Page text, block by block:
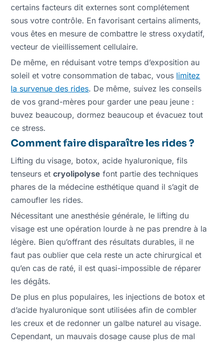
certains facteurs dit externes sont complétement
sous votre contrôle. En favorisant certains aliments,
vous êtes en mesure de combattre le stress oxydatif,
vecteur de vieillissement cellulaire.
De même, en réduisant votre temps d’exposition au
soleil et votre consommation de tabac, vous limitez
la survenue des rides. De même, suivez les conseils
de vos grand-mères pour garder une peau jeune :
buvez beaucoup, dormez beaucoup et évacuez tout
ce stress.
Comment faire disparaître les rides ?
Lifting du visage, botox, acide hyaluronique, fils
tenseurs etcryolipolyse font partie des techniques
phares de la médecine esthétique quand il s’agit de
camoufler les rides.
Nécessitant une anesthésie générale, le lifting du
visage est une opération lourde à ne pas prendre à la
légère. Bien qu’offrant des résultats durables, il ne
faut pas oublier que cela reste un acte chirurgical et
qu’en cas de raté, il est quasi-impossible de réparer
les dégâts.
De plus en plus populaires, les injections de botox et
d’acide hyaluronique sont utilisées afin de combler
les creux et de redonner un galbe naturel au visage.
Cependant, un mauvais dosage cause plus de mal